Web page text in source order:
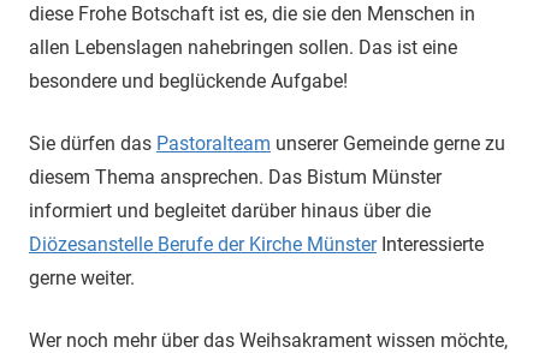
diese Frohe Botschaft ist es, die sie den Menschen in
allen Lebenslagen nahebringen sollen. Das ist eine
besondere und beglückende Aufgabe!
Sie dürfen das Pastoralteam unserer Gemeinde gerne zu
diesem Thema ansprechen. Das Bistum Münster
informiert und begleitet darüber hinaus über die
Diözesanstelle Berufe der Kirche MünsterInteressierte
gerne weiter.
Wer noch mehr über das Weihsakrament wissen möchte,